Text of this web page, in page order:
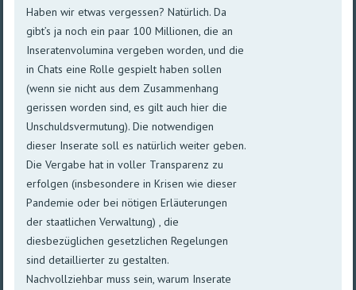
Haben wir etwas vergessen? Natürlich. Da
gibt’s ja noch ein paar 100 Millionen, die an
Inseratenvolumina vergeben worden, und die
in Chats eine Rolle gespielt haben sollen
(wenn sie nicht aus dem Zusammenhang
gerissen worden sind, es gilt auch hier die
Unschuldsvermutung). Die notwendigen
dieser Inserate soll es natürlich weiter geben.
Die Vergabe hat in voller Transparenz zu
erfolgen (insbesondere in Krisen wie dieser
Pandemie oder bei nötigen Erläuterungen
der staatlichen Verwaltung) , die
diesbezüglichen gesetzlichen Regelungen
sind detaillierter zu gestalten.
Nachvollziehbar muss sein, warum Inserate